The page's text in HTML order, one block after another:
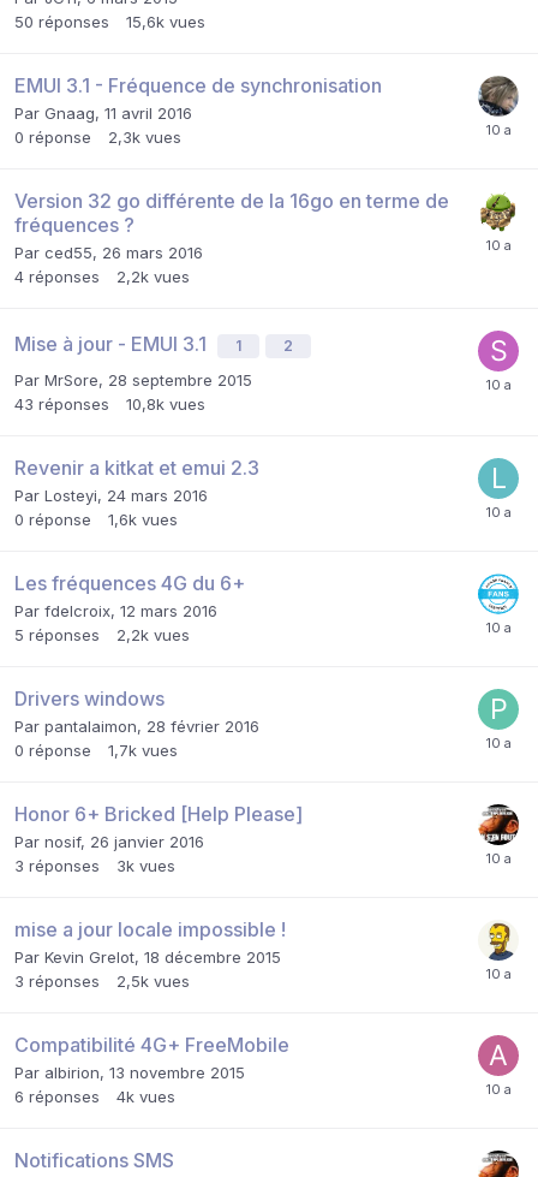
50 réponses 15,6k vues
EMUI 3.1 - Fréquence de synchronisation
Par Gnaag, 11 avril 2016
0 réponse 2,3k vues
Version 32 go différente de la 16go en terme de
fréquences ?
Par ced55, 26 mars 2016
4 réponses 2,2k vues
Mise à jour - EMUI 3.1 1 2
Par MrSore, 28 septembre 2015
43 réponses 10,8k vues
Revenir a kitkat et emui 2.3
Par Losteyi, 24 mars 2016
0 réponse 1,6k vues
Les fréquences 4G du 6+
Par fdelcroix, 12 mars 2016
5 réponses 2,2k vues
Drivers windows
Par pantalaimon, 28 février 2016
0 réponse 1,7k vues
Honor 6+ Bricked [Help Please]
Par nosif, 26 janvier 2016
3 réponses 3k vues
mise a jour locale impossible !
Par Kevin Grelot, 18 décembre 2015
3 réponses 2,5k vues
Compatibilité 4G+ FreeMobile
Par albirion, 13 novembre 2015
6 réponses 4k vues
Notifications SMS